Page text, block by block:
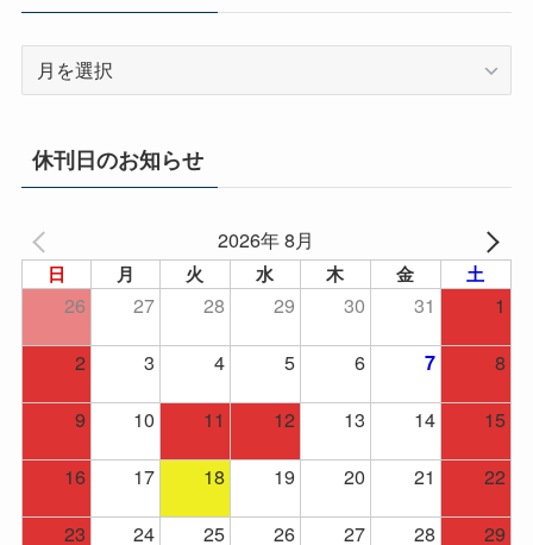
イ
ブ
休刊日のお知らせ
2026年 8月
日 月 火 水 木 金 土
26 27 28 29 30 31
1
2
3 4 5 6 7
8
9
10 11 12 13 14
15
16
17 18 19 20 21
22
23
24 25 26 27 28
29